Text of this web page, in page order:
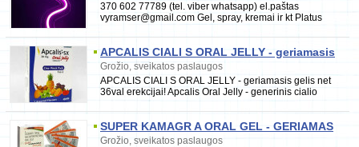
370 602 77789 (tel. viber whatsapp) el.paštas
vyramser@gmail.com Gel, spray, kremai ir kt Platus
APCALIS CIALI S ORAL JELLY - geriamasis
gelis net 36val erekcijai
Grožio, sveikatos paslaugos
APCALIS CIALI S ORAL JELLY - geriamasis gelis net
36val erekcijai! Apcalis Oral Jelly - generinis cialio
SUPER KAMAGR A ORAL GEL - GERIAMAS
GELIS EREKCIJAI IR AKTO PRAILGINIMUI
Grožio, sveikatos paslaugos